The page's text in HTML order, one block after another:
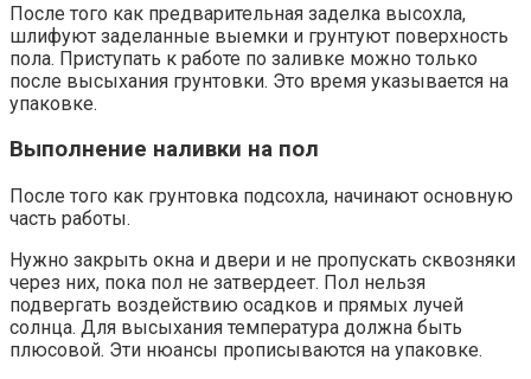
После того как предварительная заделка высохла,
шлифуют заделанные выемки и грунтуют поверхность
пола. Приступать к работе по заливке можно только
после высыхания грунтовки. Это время указывается на
упаковке.
Выполнение наливки на пол
После того как грунтовка подсохла, начинают основную
часть работы.
Нужно закрыть окна и двери и не пропускать сквозняки
через них, пока пол не затвердеет. Пол нельзя
подвергать воздействию осадков и прямых лучей
солнца. Для высыхания температура должна быть
плюсовой. Эти нюансы прописываются на упаковке.